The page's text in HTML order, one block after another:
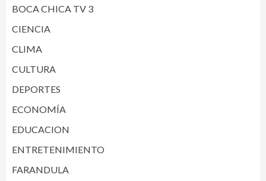
BOCA CHICA TV 3
CIENCIA
CLIMA
CULTURA
DEPORTES
ECONOMÍA
EDUCACION
ENTRETENIMIENTO
FARANDULA